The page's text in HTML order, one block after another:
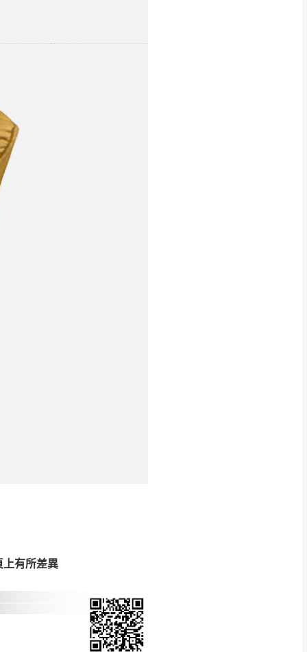
上有所差異
馬祖、澎湖地區
因素，導致無法順利配送，
將由買方自行支付。
天到貨前皆會再與您通知，
視狀況延後或停止運送服
定樓面。
詳細尺寸以實品
，並須保持商品全新
家環境不同。若屬人
與消費者報價，消費
之情形，我們需酌收
定時日會給予折扣，
。